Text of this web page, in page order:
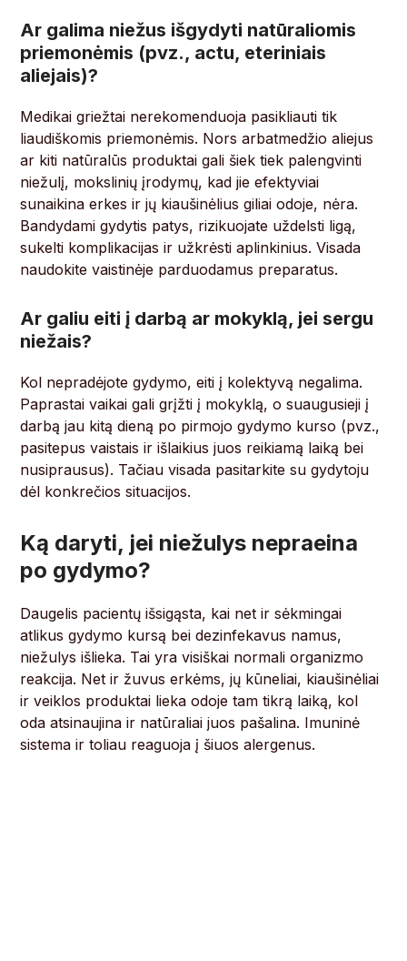
Ar galima niežus išgydyti natūraliomis
priemonėmis (pvz., actu, eteriniais
aliejais)?
Medikai griežtai nerekomenduoja pasikliauti tik
liaudiškomis priemonėmis. Nors arbatmedžio aliejus
ar kiti natūralūs produktai gali šiek tiek palengvinti
niežulį, mokslinių įrodymų, kad jie efektyviai
sunaikina erkes ir jų kiaušinėlius giliai odoje, nėra.
Bandydami gydytis patys, rizikuojate uždelsti ligą,
sukelti komplikacijas ir užkrėsti aplinkinius. Visada
naudokite vaistinėje parduodamus preparatus.
Ar galiu eiti į darbą ar mokyklą, jei sergu
niežais?
Kol nepradėjote gydymo, eiti į kolektyvą negalima.
Paprastai vaikai gali grįžti į mokyklą, o suaugusieji į
darbą jau kitą dieną po pirmojo gydymo kurso (pvz.,
pasitepus vaistais ir išlaikius juos reikiamą laiką bei
nusiprausus). Tačiau visada pasitarkite su gydytoju
dėl konkrečios situacijos.
Ką daryti, jei niežulys nepraeina
po gydymo?
Daugelis pacientų išsigąsta, kai net ir sėkmingai
atlikus gydymo kursą bei dezinfekavus namus,
niežulys išlieka. Tai yra visiškai normali organizmo
reakcija. Net ir žuvus erkėms, jų kūneliai, kiaušinėliai
ir veiklos produktai lieka odoje tam tikrą laiką, kol
oda atsinaujina ir natūraliai juos pašalina. Imuninė
sistema ir toliau reaguoja į šiuos alergenus.